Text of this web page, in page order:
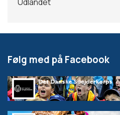
Følg med på Facebook